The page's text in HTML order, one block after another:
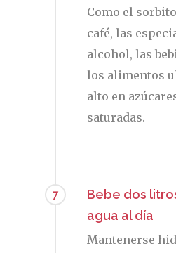
Como el
café, las
alcohol, las
los alimentos
alto en
saturadas.
7
Bebe dos
agua al día
Mantenerse